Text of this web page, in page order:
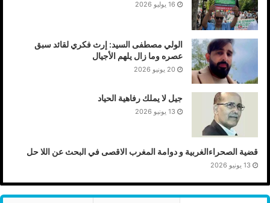
16 يوليو 2026
الولي مصطفى السيد: إرث فكري لقائد سبق
عصره وما زال يلهم الأجيال
20 يونيو 2026
جيل لا يملك رفاهية الحياد
13 يونيو 2026
قضية الصحراءالغربية و دوامة المغرب الاقصى في البحث عن اللا حل
13 يونيو 2026